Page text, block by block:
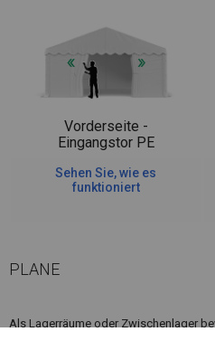
Vorderseite -
Eingangstor PE
Sehen Sie, wie es
funktioniert
PLANE
Als Lagerräume oder Zwischenlager